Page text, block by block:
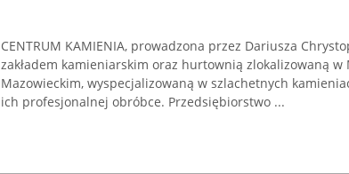
CENTRUM KAMIENIA, prowadzona przez Dariusza
zakładem kamieniarskim oraz hurtownią zlokalizowaną w
Mazowieckim, wyspecjalizowaną w szlachetnych
ich profesjonalnej obróbce. Przedsiębiorstwo ...